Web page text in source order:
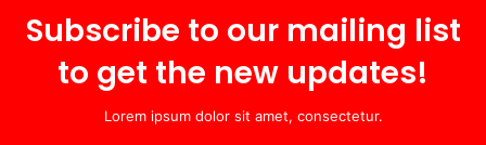
Subscribe to our mailing list
to get the new updates!
Lorem ipsum dolor sit amet, consectetur.